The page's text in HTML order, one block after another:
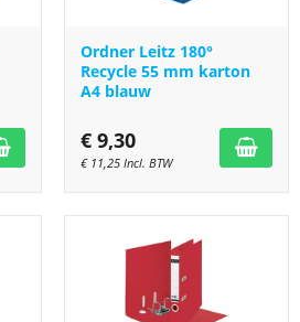
Ordner Leitz 180°
Recycle 55 mm karton
A4 blauw
€ 9,30
€ 11,25 Incl. BTW